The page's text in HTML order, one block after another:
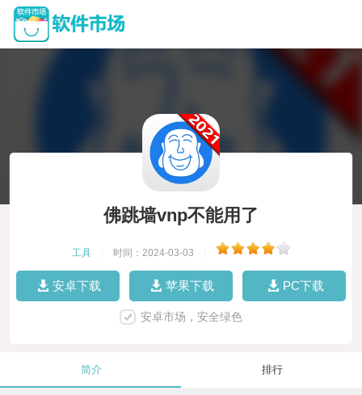
佛跳墙vnp不能用了
工具 时间：2024-03-03
安卓下载 苹果下载 PC下载
安卓市场，安全绿色
简介 排行